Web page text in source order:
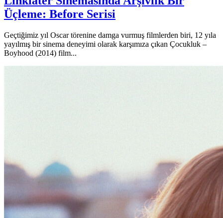
Üçleme: Before Serisi
Geçtiğimiz yıl Oscar törenine damga vurmuş filmlerden biri, 12 yıla
yayılmış bir sinema deneyimi olarak karşımıza çıkan Çocukluk –
Boyhood (2014) film...